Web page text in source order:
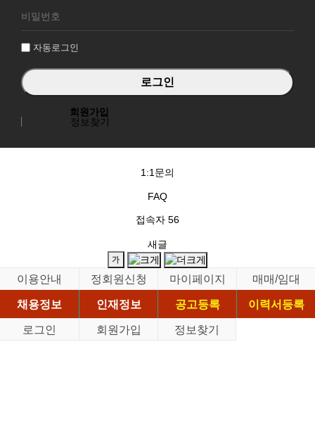
그
자동로그인
회원가입
정보찾기
1:1문의
FAQ
접속자 56
새글
이용안내 정회원신청 마이페이지
매매/임대
채용정보
인재정보 공고등록
이력서등록
로그인
회원가입 정보찾기